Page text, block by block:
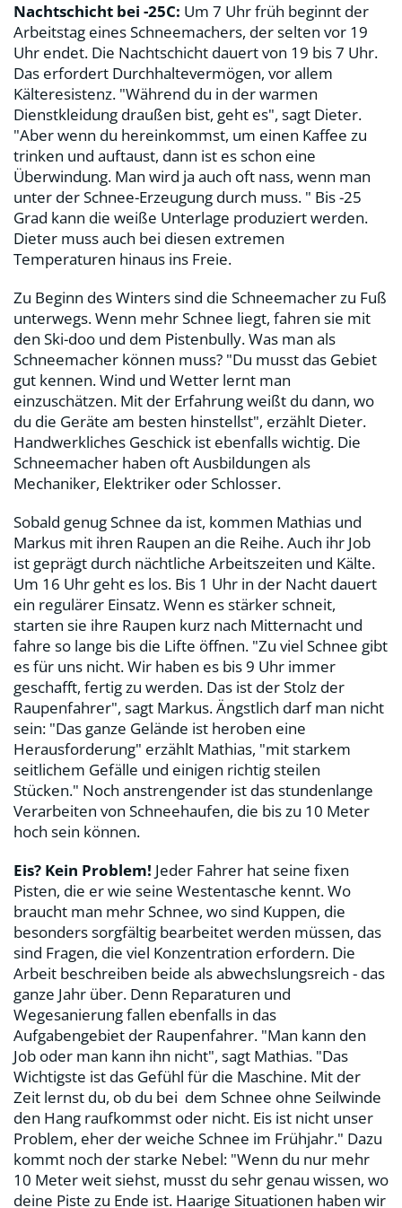
Nachtschicht bei -25C: Um 7 Uhr früh beginnt der
Arbeitstag eines Schneemachers, der selten vor 19
Uhr endet. Die Nachtschicht dauert von 19 bis 7 Uhr.
Das erfordert Durchhaltevermögen, vor allem
Kälteresistenz. "Während du in der warmen
Dienstkleidung draußen bist, geht es", sagt Dieter.
"Aber wenn du hereinkommst, um einen Kaffee zu
trinken und auftaust, dann ist es schon eine
Überwindung. Man wird ja auch oft nass, wenn man
unter der Schnee-Erzeugung durch muss. " Bis -25
Grad kann die weiße Unterlage produziert werden.
Dieter muss auch bei diesen extremen
Temperaturen hinaus ins Freie.
Zu Beginn des Winters sind die Schneemacher zu Fuß
unterwegs. Wenn mehr Schnee liegt, fahren sie mit
den Ski-doo und dem Pistenbully. Was man als
Schneemacher können muss? "Du musst das Gebiet
gut kennen. Wind und Wetter lernt man
einzuschätzen. Mit der Erfahrung weißt du dann, wo
du die Geräte am besten hinstellst", erzählt Dieter.
Handwerkliches Geschick ist ebenfalls wichtig. Die
Schneemacher haben oft Ausbildungen als
Mechaniker, Elektriker oder Schlosser.
Sobald genug Schnee da ist, kommen Mathias und
Markus mit ihren Raupen an die Reihe. Auch ihr Job
ist geprägt durch nächtliche Arbeitszeiten und Kälte.
Um 16 Uhr geht es los. Bis 1 Uhr in der Nacht dauert
ein regulärer Einsatz. Wenn es stärker schneit,
starten sie ihre Raupen kurz nach Mitternacht und
fahre so lange bis die Lifte öffnen. "Zu viel Schnee gibt
es für uns nicht. Wir haben es bis 9 Uhr immer
geschafft, fertig zu werden. Das ist der Stolz der
Raupenfahrer", sagt Markus. Ängstlich darf man nicht
sein: "Das ganze Gelände ist heroben eine
Herausforderung" erzählt Mathias, "mit starkem
seitlichem Gefälle und einigen richtig steilen
Stücken." Noch anstrengender ist das stundenlange
Verarbeiten von Schneehaufen, die bis zu 10 Meter
hoch sein können.
Eis? Kein Problem! Jeder Fahrer hat seine fixen
Pisten, die er wie seine Westentasche kennt. Wo
braucht man mehr Schnee, wo sind Kuppen, die
besonders sorgfältig bearbeitet werden müssen, das
sind Fragen, die viel Konzentration erfordern. Die
Arbeit beschreiben beide als abwechslungsreich - das
ganze Jahr über. Denn Reparaturen und
Wegesanierung fallen ebenfalls in das
Aufgabengebiet der Raupenfahrer. "Man kann den
Job oder man kann ihn nicht", sagt Mathias. "Das
Wichtigste ist das Gefühl für die Maschine. Mit der
Zeit lernst du, ob du bei dem Schnee ohne Seilwinde
den Hang raufkommst oder nicht. Eis ist nicht unser
Problem, eher der weiche Schnee im Frühjahr." Dazu
kommt noch der starke Nebel: "Wenn du nur mehr
10 Meter weit siehst, musst du sehr genau wissen, wo
deine Piste zu Ende ist. Haarige Situationen haben wir